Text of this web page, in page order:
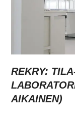
REKRY:
AIKAINEN)